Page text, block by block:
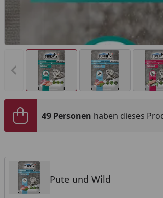
Vorheriges Bild anzeigen
49 Personen haben dieses
Pute und Wild